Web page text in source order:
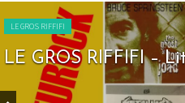
LE GROS RIFFIFI
LE GROS RIFFIFI –